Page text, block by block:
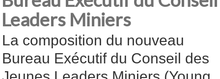
Leaders Miniers
La composition du nouveau
Bureau Exécutif du Conseil des